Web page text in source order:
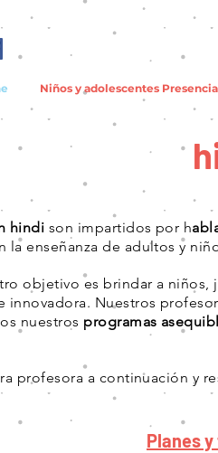
Niños y adolescentes
hindi son impartidos por h
enseñanza de adultos y
objetivo es brindar a
innovadora. Nuestros
nuestros programas
profesora a continuación y
Planes